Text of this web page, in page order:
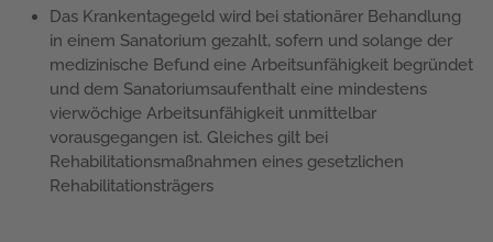
Das Krankentagegeld wird bei stationärer Behandlung
in einem Sanatorium gezahlt, sofern und solange der
medizinische Befund eine Arbeitsunfähigkeit begründet
und dem Sanatoriumsaufenthalt eine mindestens
vierwöchige Arbeitsunfähigkeit unmittelbar
vorausgegangen ist. Gleiches gilt bei
Rehabilitationsmaßnahmen eines gesetzlichen
Rehabilitationsträgers